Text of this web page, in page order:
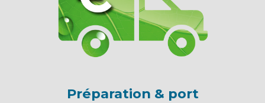
Préparation & port